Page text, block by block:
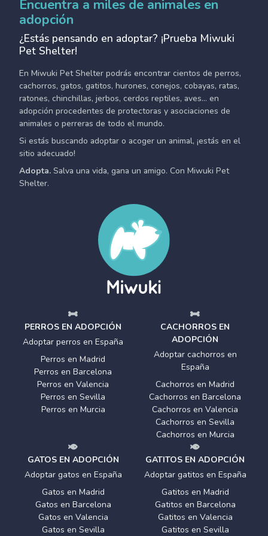
Encuentra a miles de animales en
adopción
¿Estás pensando en adoptar? ¡Prueba Miwuki
Pet Shelter!
En Miwuki Pet Shelter podrás encontrar cientos de perros,
cachorros, gatos, gatitos, hurones, conejos, cobayas, ratas,
ratones, chinchillas, jerbos, cerdos reptiles, aves... en
adopción procedentes de protectoras y asociaciones de
animales o perreras de todo el mundo.
Si estás buscando adoptar o acoger un animal, ¡estás en el
sitio adecuado!
Adopta. Salva una vida, gana un amigo. Con Miwuki Pet
Shelter.
PERROS EN ADOPCIÓN
Adoptar perros en España
Perros en Madrid
Perros en Barcelona
Perros en Valencia
Perros en Sevilla
Perros en Murcia
CACHORROS EN
ADOPCIÓN
Adoptar cachorros en
España
Cachorros en Madrid
Cachorros en Barcelona
Cachorros en Valencia
Cachorros en Sevilla
Cachorros en Murcia
GATOS EN ADOPCIÓN
Adoptar gatos en España
Gatos en Madrid
Gatos en Barcelona
Gatos en Valencia
Gatos en Sevilla
GATITOS EN ADOPCIÓN
Adoptar gatitos en España
Gatitos en Madrid
Gatitos en Barcelona
Gatitos en Valencia
Gatitos en Sevilla